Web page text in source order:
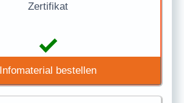
Zertifikat
Infomaterial bestellen